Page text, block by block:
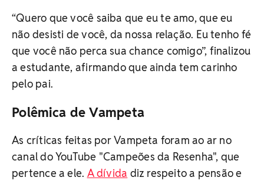
“Quero que você saiba que eu te amo, que eu
não desisti de você, da nossa relação. Eu tenho fé
que você não perca sua chance comigo”, finalizou
a estudante, afirmando que ainda tem carinho
pelo pai.
Polêmica de Vampeta
As críticas feitas por Vampeta foram ao ar no
canal do YouTube "Campeões da Resenha", que
pertence a ele. A dívida diz respeito a pensão e